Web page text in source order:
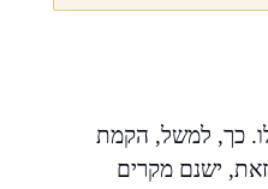
כך, למשל, הקמת
ישנם מקרים